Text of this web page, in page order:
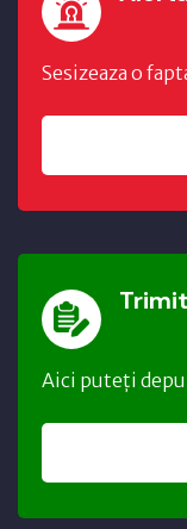
Sesizeaza o
Aici puteți